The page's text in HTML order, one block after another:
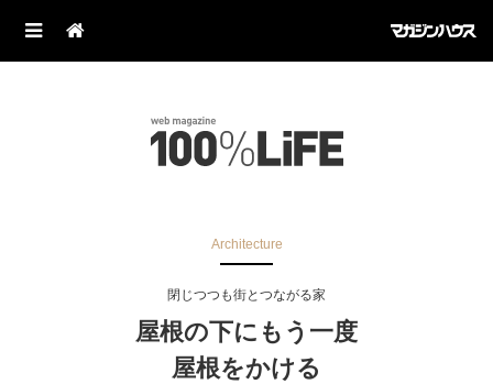
Architecture
閉じつつも街とつながる家
屋根の下にもう一度
屋根をかける